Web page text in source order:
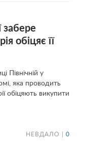
забере
обіцяє її
Північній у
яка проводить
обіцяють викупити
НЕВДАЛО | 0